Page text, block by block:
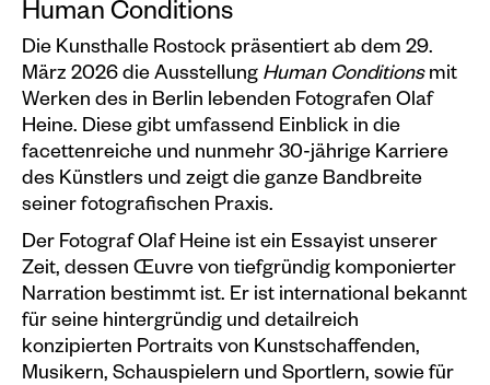
Archiv
Shop
Kataloge
Plakate
Sondereditionen
Editionen
Merchandise
Human Conditions
Die Kunsthalle Rostock präsentiert ab dem 29.
März 2026 die Ausstellung Human Conditionsmit
Werken des in Berlin lebenden Fotografen Olaf
Heine. Diese gibt umfassend Einblick in die
facettenreiche und nunmehr 30-jährige Karriere
des Künstlers und zeigt die ganze Bandbreite
seiner fotografischen Praxis.
Der Fotograf Olaf Heine ist ein Essayist unserer
Zeit, dessen Œuvre von tiefgründig komponierter
Narration bestimmt ist. Er ist international bekannt
für seine hintergründig und detailreich
konzipierten Portraits von Kunstschaffenden,
Musikern, Schauspielern und Sportlern, sowie für